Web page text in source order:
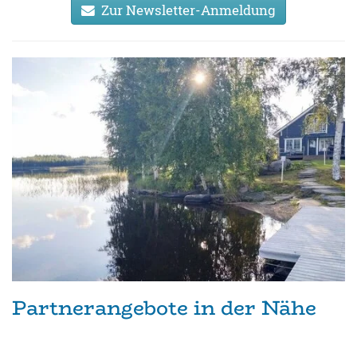
Zur Newsletter-Anmeldung
Partnerangebote in der Nähe